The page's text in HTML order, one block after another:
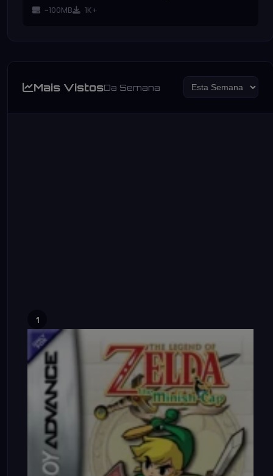
~100MB 1K+
Mais VistosDa Semana
1